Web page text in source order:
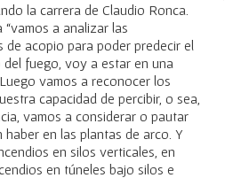
la carrera de Claudio Ronca.
a analizar las
acopio para poder predecir el
fuego, voy a estar en una
vamos a reconocer los
capacidad de percibir, o sea,
vamos a considerar o pautar
en las plantas de arco. Y
en silos verticales, en
en túneles bajo silos e